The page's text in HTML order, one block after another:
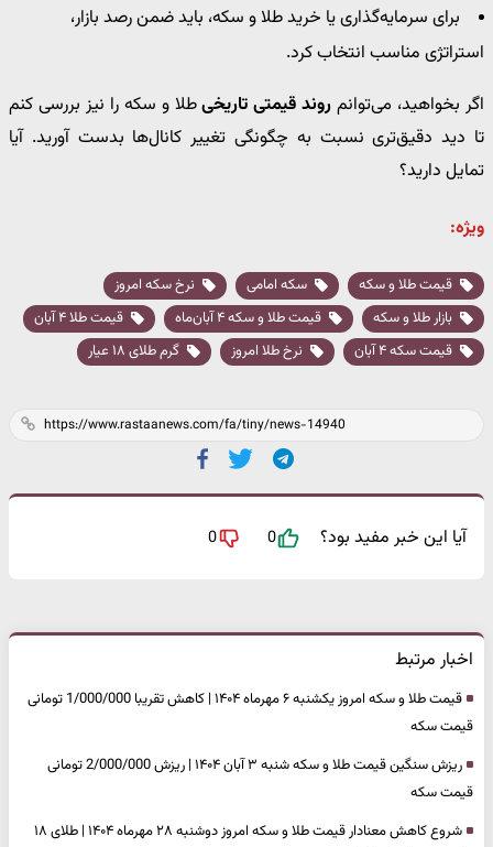
برای سرمایه‌گذاری یا خرید طلا و سکه، باید ضمن رصد بازار،
استراتژی مناسب انتخاب کرد.
اگر بخواهید، می‌توانم روند قیمتی تاریخیطلا و سکه را نیز بررسی کنم
تا دید دقیق‌تری نسبت به چگونگی تغییر کانال‌ها بدست آورید. آیا
تمایل دارید؟
ویژه:
قیمت طلا و سکه سکه امامی
نرخ سکه امروز
بازار طلا و سکه
قیمت طلا و سکه ۴ آبان‌ماه
قیمت طلا ۴ آبان
قیمت سکه ۴ آبان
نرخ طلا امروز گرم طلای ۱۸ عیار
آیا این خبر مفید بود؟ 0
0
اخبار مرتبط
قیمت طلا و سکه امروز یکشنبه ۶ مهرماه ۱۴۰۴ | کاهش تقریبا 1/000/000 تومانی
قیمت سکه
ریزش سنگین قیمت طلا و سکه شنبه ۳ آبان ۱۴۰۴ | ریزش 2/000/000 تومانی
قیمت سکه
شروع کاهش معنادار قیمت طلا و سکه امروز دوشنبه ۲۸ مهرماه ۱۴۰۴ | طلای ۱۸